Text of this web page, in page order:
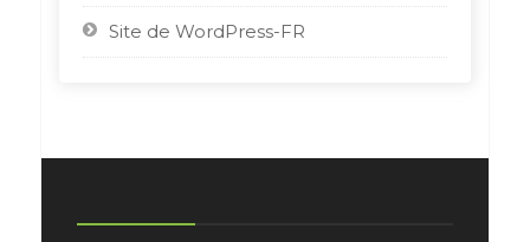
Site de WordPress-FR